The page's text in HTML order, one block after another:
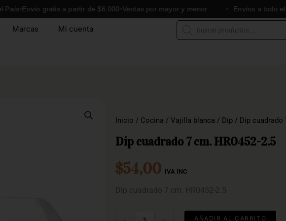
Envío gratis a partir de $6.000 Ventas por mayor y menor Envíos a todo el País
Marcas Mi cuenta
Búsqueda
Inicio / Cocina / Vajilla blanca / Dip / Dip cuadrado
Dip cuadrado 7 cm. HR0452-2.5
$54,00 IVA INC
AÑADIR AL CARRITO